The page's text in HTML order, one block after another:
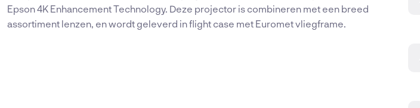
Epson 4K Enhancement Technology. Deze projector is combineren met een breed
assortiment lenzen, en wordt geleverd in flight case met Euromet vliegframe.